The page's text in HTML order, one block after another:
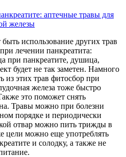
аптечные травы для
железы
использование других трав
лечении панкреатита:
при панкреатите, душица,
будет не так заметен. Намного
из этих трав фитосбор при
железа тоже быстро
это поможет снять
Травы можно при болезни
порядке и периодически
отвар можно пить трижды в
цели можно еще употреблять
и солодку, а также не